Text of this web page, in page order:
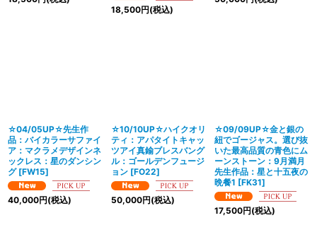
18,500円(税込)
☆04/05UP☆先生作
品：バイカラーサファイ
ア：マクラメデザインネ
ックレス：星のダンシン
グ [FW15]
40,000円(税込)
☆10/10UP☆ハイクオリ
ティ：アパタイトキャッ
ツアイ真鍮ブレスバング
ル：ゴールデンフュージ
ョン [FO22]
50,000円(税込)
☆09/09UP☆金と銀の
紐でゴージャス。選び抜
いた最高品質の青色にム
ーンストーン：9月満月
先生作品：星と十五夜の
晩餐1 [FK31]
17,500円(税込)